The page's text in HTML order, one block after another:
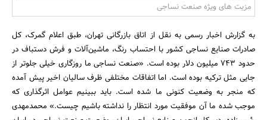
مزیت های ویژه صنعت نساجی
به گزارش اخبار رسمی به نقل از اتاق بازرگانی تهران، طبق اعلام گمرک، کل
صادرات صنایع نساجی کشور با احتساب رنگ، ماشین‌آلات و فرش دستباف در
حدود 743 میلیون دلار بوده است. «صنعت نساجی ما روزگاری خیلی جلوتر از
جایی مثل ترکیه بوده است. اما اتفاقات مختلفی ظرف سالیان اخیر پیش آمده
که منجر به وضعیت کنونی ما شده است. باید ببینیم عوامل اثرگذاری که
موجب شده ما آن موفقیت مورد انتظار را نداشته باشیم چیست.» محمدمهدی